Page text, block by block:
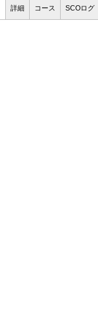
詳細 コース SCOログ